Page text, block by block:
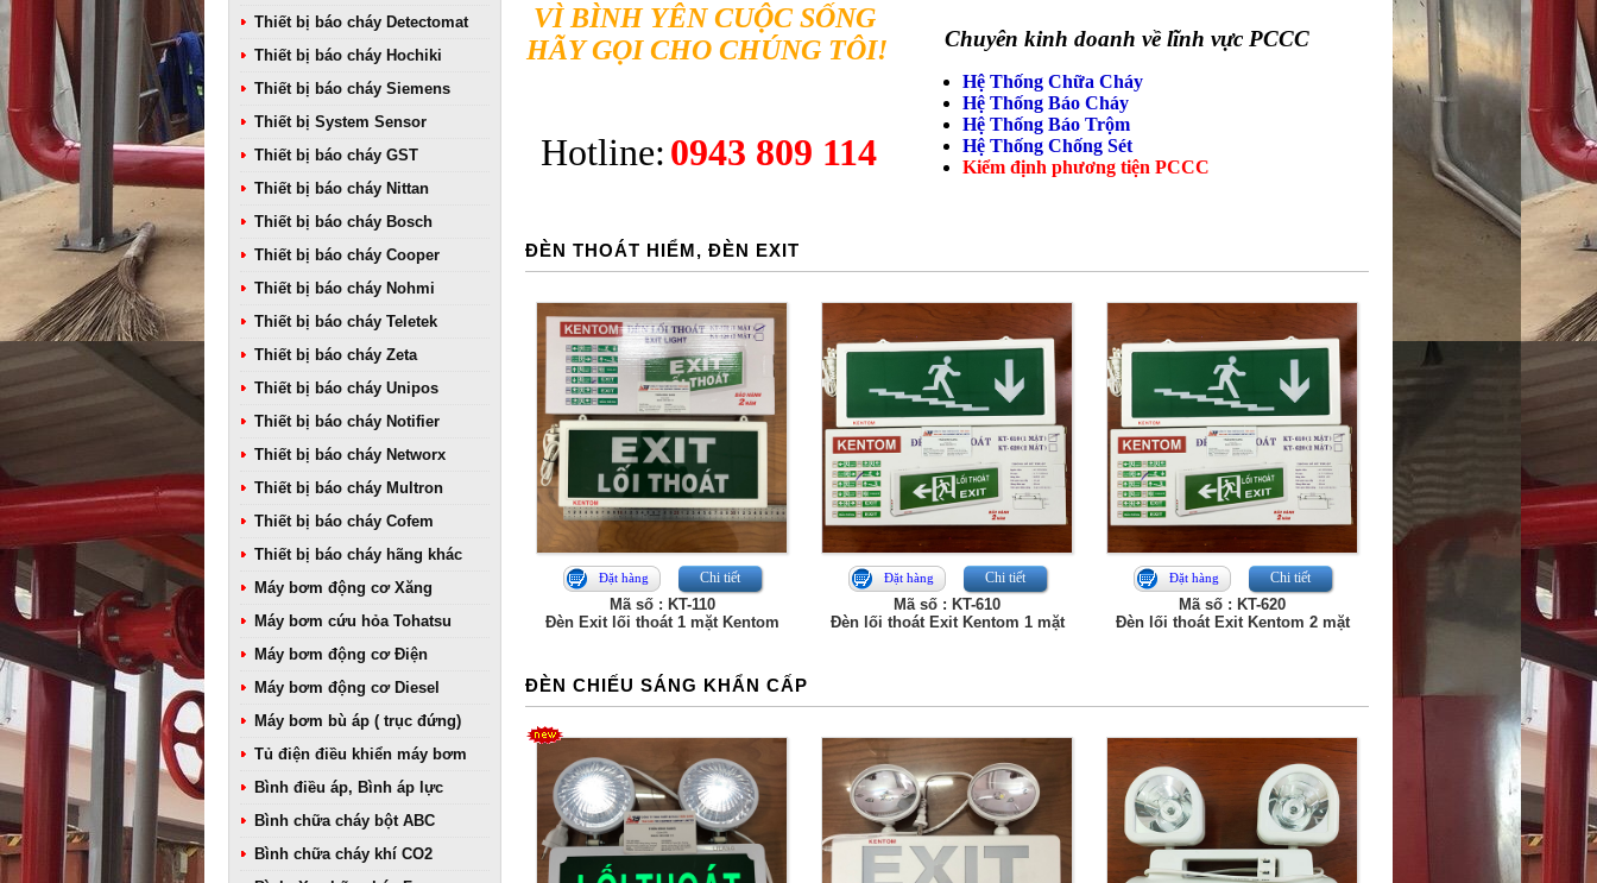
Thiết bị báo cháy Detectomat
Thiết bị báo cháy Hochiki
Thiết bị báo cháy Siemens
Thiết bị System Sensor
Thiết bị báo cháy GST
Thiết bị báo cháy Nittan
Thiết bị báo cháy Bosch
Thiết bị báo cháy Cooper
Thiết bị báo cháy Nohmi
Thiết bị báo cháy Teletek
Thiết bị báo cháy Zeta
Thiết bị báo cháy Unipos
Thiết bị báo cháy Notifier
Thiết bị báo cháy Networx
Thiết bị báo cháy Multron
Thiết bị báo cháy Cofem
Thiết bị báo cháy hãng khác
Máy bơm động cơ Xăng
Máy bơm cứu hỏa Tohatsu
Máy bơm động cơ Điện
Máy bơm động cơ Diesel
Máy bơm bù áp ( trục đứng)
Tủ điện điều khiển máy bơm
Bình điều áp, Bình áp lực
Bình chữa cháy bột ABC
Bình chữa cháy khí CO2
VÌ BÌNH YÊN CUỘC SỐNG
HÃY GỌI CHO CHÚNG TÔI!
Hotline:0943 809 114
Chuyên kinh doanh về lĩnh vực PCCC
Hệ Thống Chữa Cháy
Hệ Thống Báo Cháy
Hệ Thống Báo Trộm
Hệ Thống Chống Sét
Kiểm định phương tiện PCCC
ĐÈN THOÁT HIỂM, ĐÈN EXIT
Đặt hàng Chi tiết
Mã số : KT-110
Đèn Exit lối thoát 1 mặt Kentom
Đặt hàng Chi tiết
Mã số : KT-610
Đèn lối thoát Exit Kentom 1 mặt
Đặt hàng Chi tiết
Mã số : KT-620
Đèn lối thoát Exit Kentom 2 mặt
ĐÈN CHIẾU SÁNG KHẨN CẤP